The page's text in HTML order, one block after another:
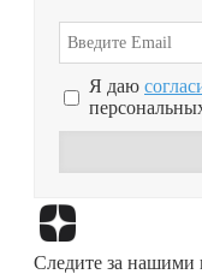
Я даю
Следите за нашими